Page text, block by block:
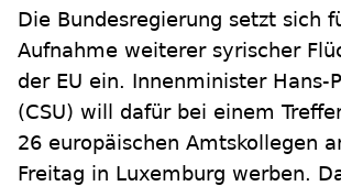
Die Bundesregierung setzt sich
Aufnahme weiterer syrischer
der EU ein. Innenminister Hans-
(CSU) will dafür bei einem
26 europäischen Amtskollegen
Freitag in Luxemburg werben.